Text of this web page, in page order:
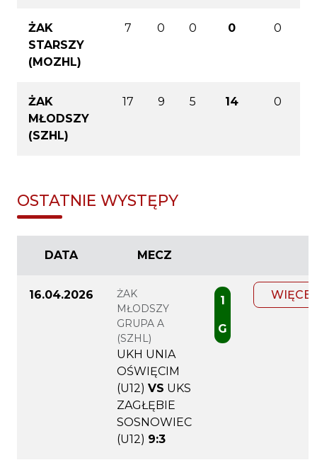
ŻAK
STARSZY
(MOZHL)
7 0 0 0 0
ŻAK
MŁODSZY
(SZHL)
17 9 5 14 0
OSTATNIE WYSTĘPY
DATA MECZ
16.04.2026
ŻAK
MŁODSZY
GRUPA A
(SZHL)
UKH UNIA
OŚWIĘCIM
(U12) VS UKS
ZAGŁĘBIE
SOSNOWIEC
(U12) 9:3
1
G
WIĘCEJ